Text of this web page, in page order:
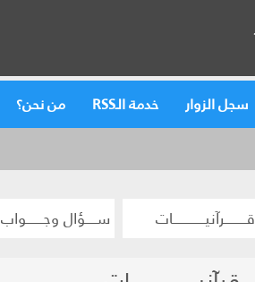
سجل الزوار خدمة الـRSS من نحن؟
قــــــــرآنيــــــــــــات ســــؤال وجــــــواب